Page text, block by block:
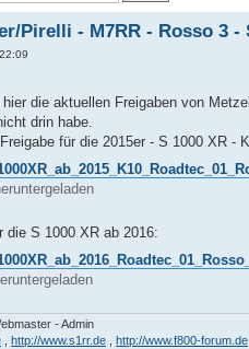
Pirelli - M7RR - Rosso 3 -
die aktuellen Freigaben von
drin habe.
für die 2015er - S 1000 XR -
die S 1000 XR ab 2016:
- Admin
http://www.s1rr.de http://www.f800-forum.de